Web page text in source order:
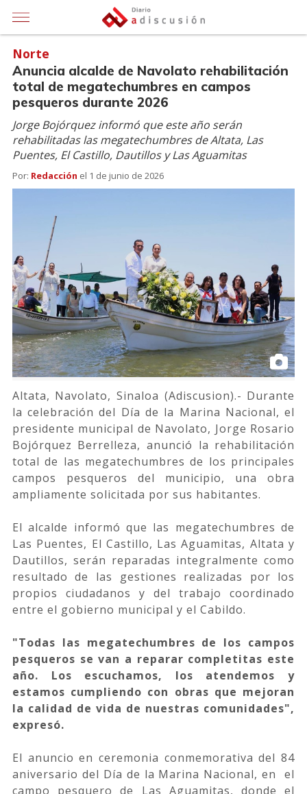
Norte
Anuncia alcalde de Navolato rehabilitación
total de megatechumbres en campos
pesqueros durante 2026
Jorge Bojórquez informó que este año serán
rehabilitadas las megatechumbres de Altata, Las
Puentes, El Castillo, Dautillos y Las Aguamitas
Por: Redacción el 1 de junio de 2026
Altata, Navolato, Sinaloa (Adiscusion).- Durante
la celebración del Día de la Marina Nacional, el
presidente municipal de Navolato, Jorge Rosario
Bojórquez Berrelleza, anunció la rehabilitación
total de las megatechumbres de los principales
campos pesqueros del municipio, una obra
ampliamente solicitada por sus habitantes.
El alcalde informó que las megatechumbres de
Las Puentes, El Castillo, Las Aguamitas, Altata y
Dautillos, serán reparadas integralmente como
resultado de las gestiones realizadas por los
propios ciudadanos y del trabajo coordinado
entre el gobierno municipal y el Cabildo.
"Todas las megatechumbres de los campos
pesqueros se van a reparar completitas este
año. Los escuchamos, los atendemos y
estamos cumpliendo con obras que mejoran
la calidad de vida de nuestras comunidades",
expresó.
El anuncio en ceremonia conmemorativa del 84
aniversario del Día de la Marina Nacional, en el
campo pesquero de Las Aguamitas, donde el